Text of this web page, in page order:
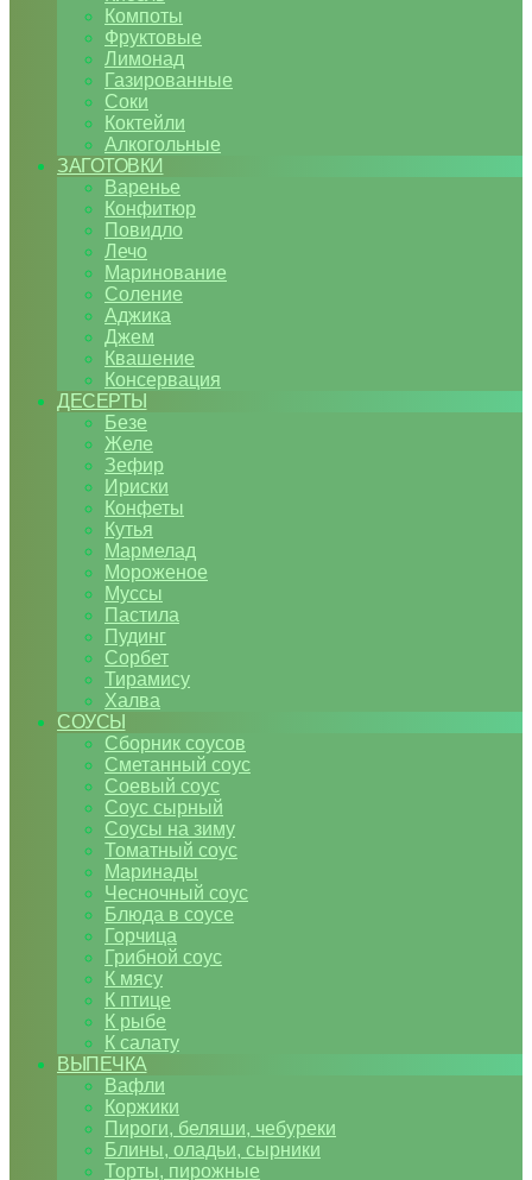
Компоты
Фруктовые
Лимонад
Газированные
Соки
Коктейли
Алкогольные
ЗАГОТОВКИ
Варенье
Конфитюр
Повидло
Лечо
Маринование
Соление
Аджика
Джем
Квашение
Консервация
ДЕСЕРТЫ
Безе
Желе
Зефир
Ириски
Конфеты
Кутья
Мармелад
Мороженое
Муссы
Пастила
Пудинг
Сорбет
Тирамису
Халва
СОУСЫ
Сборник соусов
Сметанный соус
Соевый соус
Соус сырный
Соусы на зиму
Томатный соус
Маринады
Чесночный соус
Блюда в соусе
Горчица
Грибной соус
К мясу
К птице
К рыбе
К салату
ВЫПЕЧКА
Вафли
Коржики
Пироги, беляши, чебуреки
Блины, оладьи, сырники
Торты, пирожные